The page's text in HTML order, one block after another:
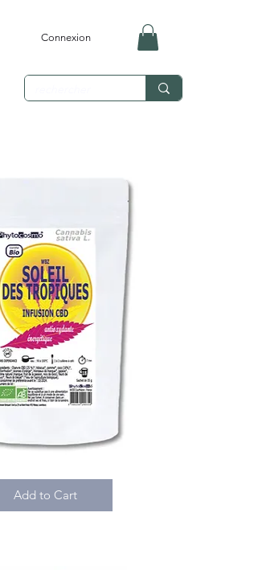
Connexion
Add to Cart